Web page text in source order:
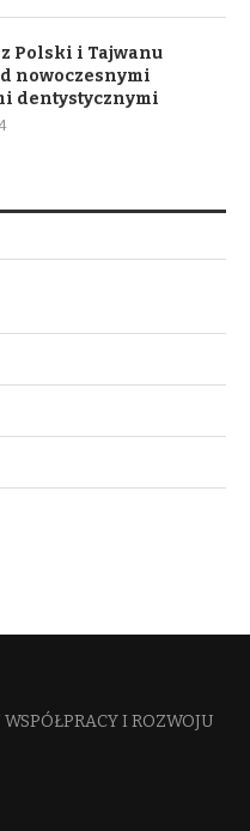
Polski i Tajwanu
nowoczesnymi
dentystycznymi
I ROZWOJU​